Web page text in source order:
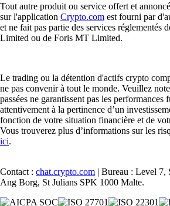
Tout autre produit ou service offert et
sur l'application Crypto.com est fourni par
et ne fait pas partie des services
Limited ou de Foris MT Limited.
Le trading ou la détention d'actifs crypto
ne pas convenir à tout le monde. Veuillez
passées ne garantissent pas les performances
attentivement à la pertinence d’un
fonction de votre situation financière et de
Vous trouverez plus d’informations sur les
ici.
Contact : chat.crypto.com | Bureau : Level
Ang Borg, St Julians SPK 1000 Malte.